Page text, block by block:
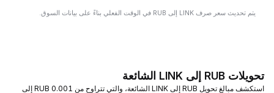
يتم تحديث سعر صرف LINK إلى RUB في الوقت الفعلي بناءً على بيانات السوق.
تحويلات RUB إلى LINK الشائعة
استكشف مبالغ تحويل RUB إلى LINK الشائعة، والتي تتراوح من 0.001 RUB إلى